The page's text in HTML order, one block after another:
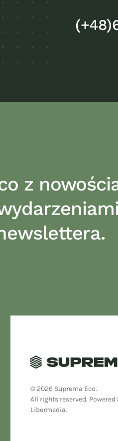
z
© 2026 Suprema Eco.
All rights reserved. Powered
Libermedia.